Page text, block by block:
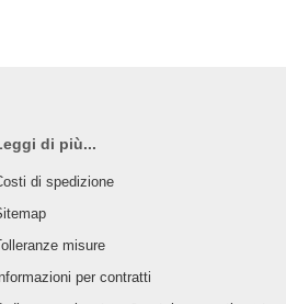
di più...
di spedizione
misure
Informazioni per contratti